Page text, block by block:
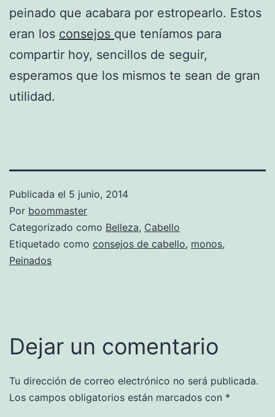
peinado que acabara por estropearlo. Estos
eran los consejos que teníamos para
compartir hoy, sencillos de seguir,
esperamos que los mismos te sean de gran
utilidad.
Publicada el 5 junio, 2014
Por boommaster
Categorizado como Belleza, Cabello
Etiquetado como consejos de cabello, monos,
Peinados
Dejar un comentario
Tu dirección de correo electrónico no será publicada.
Los campos obligatorios están marcados con *